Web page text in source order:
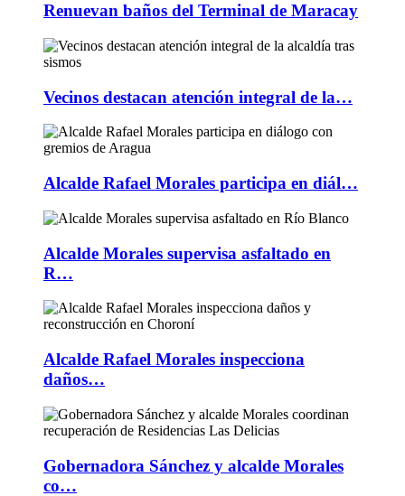
Renuevan baños del Terminal de Maracay
Vecinos destacan atención integral de la…
Alcalde Rafael Morales participa en diál…
Alcalde Morales supervisa asfaltado en
R…
Alcalde Rafael Morales inspecciona
daños…
Gobernadora Sánchez y alcalde Morales
co…